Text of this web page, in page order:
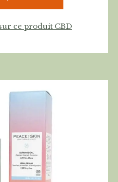
ce produit CBD